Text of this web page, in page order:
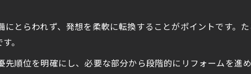
住まいを一新するリフォームデザインの工夫
適さを追求した住まいリフォーム攻略法
とらわれず、発想を柔軟に転換することがポイントです。
。
順位を明確にし、必要な部分から段階的にリフォームを進